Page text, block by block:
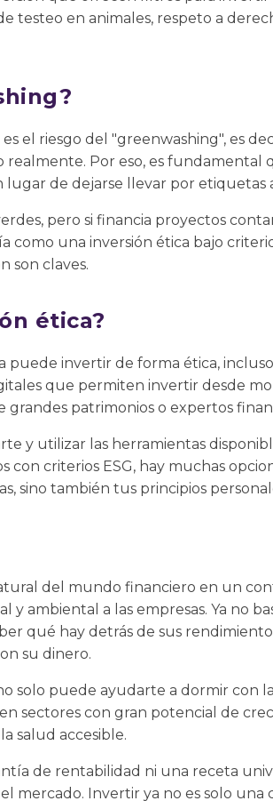
testeo en animales, respeto a
el riesgo del "greenwashing", es
Por eso, es fundamental
de dejarse llevar por etiquetas
pero si financia proyectos
una inversión ética bajo
son claves.
ética?
puede invertir de forma ética,
que permiten invertir desde
grandes patrimonios o expertos
y utilizar las herramientas
con criterios ESG, hay muchas
sino también tus principios
del mundo financiero en un
y ambiental a las empresas. Ya no
qué hay detrás de sus
su dinero.
solo puede ayudarte a dormir con
sectores con gran potencial de
salud accesible.
de rentabilidad ni una receta
mercado. Invertir ya no es solo una